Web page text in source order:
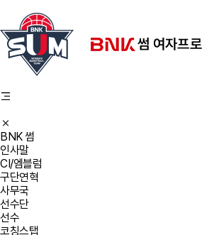
BNK 썸
인사말
CI/엠블럼
구단연혁
사무국
선수단
선수
코칭스탭